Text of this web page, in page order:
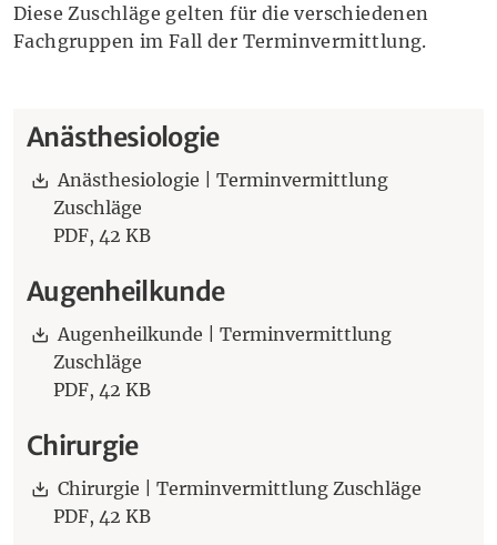
Diese Zuschläge gelten für die verschiedenen
Fachgruppen im Fall der Terminvermittlung.
Anästhesiologie
Download:
Anästhesiologie | Terminvermittlung
Zuschläge
PDF, 42 KB
Augenheilkunde
Download:
Augenheilkunde | Terminvermittlung
Zuschläge
PDF, 42 KB
Chirurgie
Download:
Chirurgie | Terminvermittlung Zuschläge
PDF, 42 KB